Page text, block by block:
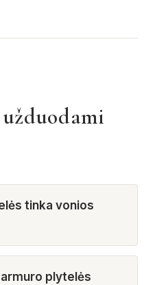
tinka vonios
plytelės